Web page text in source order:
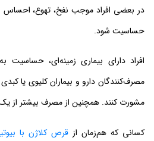
در بعضی افراد موجب نفخ، تهوع، احساس
حساسیت شود.
افراد دارای بیماری زمینه‌ای، حساسیت
مصرف‌کنندگان دارو و بیماران کلیوی یا
مشورت کنند. همچنین از مصرف بیشتر از
کسانی که هم‌زمان از قرص کلاژن با